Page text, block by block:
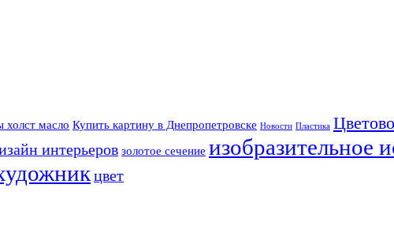
холст масло Купить картину в Днепропетровске Новости Пластика
интерьеров золотое сечение изобразительное
цвет